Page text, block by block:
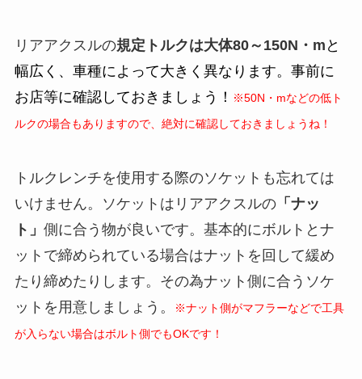
リアアクスルの規定トルクは大体80～150N・m と
幅広く、車種によって大きく異なります。事前に
お店等に確認しておきましょう！
※50N・mなどの低ト
ルクの場合もありますので、絶対に確認しておきましょうね！
トルクレンチを使用する際のソケットも忘れては
いけません。ソケットはリアアクスルの「ナッ
ト」 側に合う物が良いです。基本的にボルトとナ
ットで締められている場合はナットを回して緩め
たり締めたりします。その為ナット側に合うソケ
ットを用意しましょう。
※ナット側がマフラーなどで工具
が入らない場合はボルト側でもOKです！